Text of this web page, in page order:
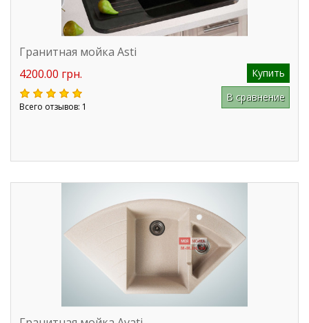
Гранитная мойка Asti
4200.00 грн.
Купить
Всего отзывов: 1
В сравнение